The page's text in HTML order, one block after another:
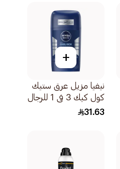
+
نيفيا مزيل عرق ستيك
كول كيك 3 في 1 للرجال
50مل 40
31.63